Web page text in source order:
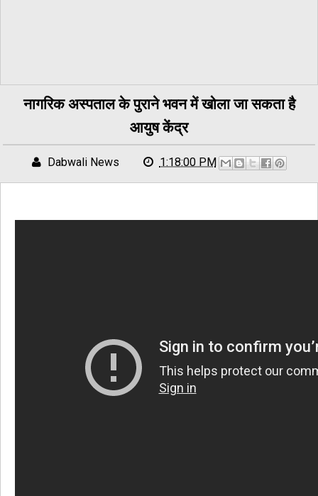
नागरिक अस्पताल के पुराने भवन में खोला जा सकता है
आयुष केंद्र
Dabwali News 1:18:00 PM